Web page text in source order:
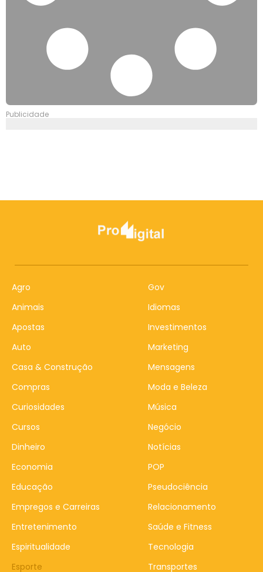
Publicidade
Agro
Animais
Apostas
Auto
Casa & Construção
Compras
Curiosidades
Cursos
Dinheiro
Economia
Educação
Empregos e Carreiras
Entretenimento
Espiritualidade
Esporte
Gov
Idiomas
Investimentos
Marketing
Mensagens
Moda e Beleza
Música
Negócio
Notícias
POP
Pseudociência
Relacionamento
Saúde e Fitness
Tecnologia
Transportes